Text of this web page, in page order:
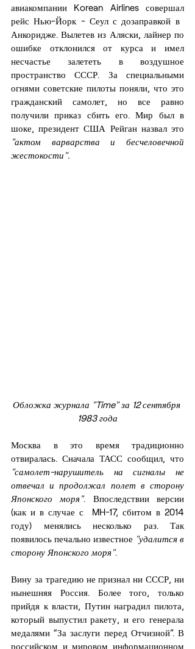
авиакомпании Korean Airlines совершал
рейс Нью-Йорк - Сеул с дозаправкой в ​​
Анкоридже. Вылетев из Аляски, лайнер по
ошибке отклонился от курса и имел
несчастье залететь в воздушное
пространство СССР. За специальными
огнями советские пилоты поняли, что это
гражданский самолет, но все равно
получили приказ сбить его. Мир был в
"актом варварства и бесчеловечной
жестокости".
Обложка журнала "Time" за 12 сентября
1983 года
Москва в это время традиционно
"самолет-нарушитель на сигналы не
отвечал и продолжал полет в сторону
Японского моря". Впоследствии версии
(как и в случае с  MH-17, сбитом в 2014
году) менялись несколько раз. Так
появилось печально известное "удалится в
сторону Японского моря".
Вину за трагедию не признал ни СССР, ни
нынешняя Россия. Более того, только
прийдя к власти, Путин наградил пилота,
который выпустил ракету, и его генерала
медалями “За заслуги перед Отчизной”. В
российском и мировом информационном